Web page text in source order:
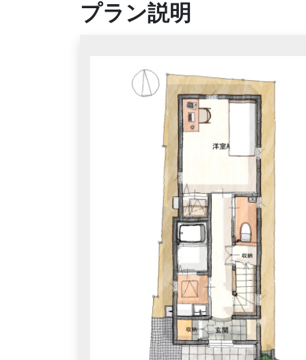
プラン説明